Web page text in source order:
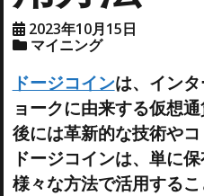
2023年10月15日
マイニング
ドージコインは、イン
ョークに由来する仮想
後には革新的な技術やコ
ドージコインは、単に
様々な方法で活用する